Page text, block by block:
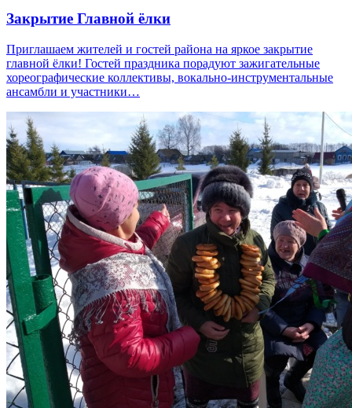
Закрытие Главной ёлки
Приглашаем жителей и гостей района на яркое закрытие
главной ёлки! Гостей праздника порадуют зажигательные
хореографические коллективы, вокально-инструментальные
ансамбли и участники…